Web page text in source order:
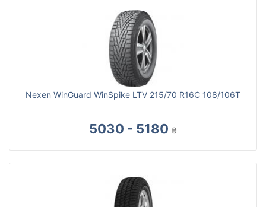
Nexen WinGuard WinSpike LTV 215/70 R16C 108/106T
5030 - 5180 ₴